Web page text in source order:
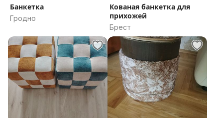
Банкетка
Гродно
Кованая банкетка для
прихожей
Брест